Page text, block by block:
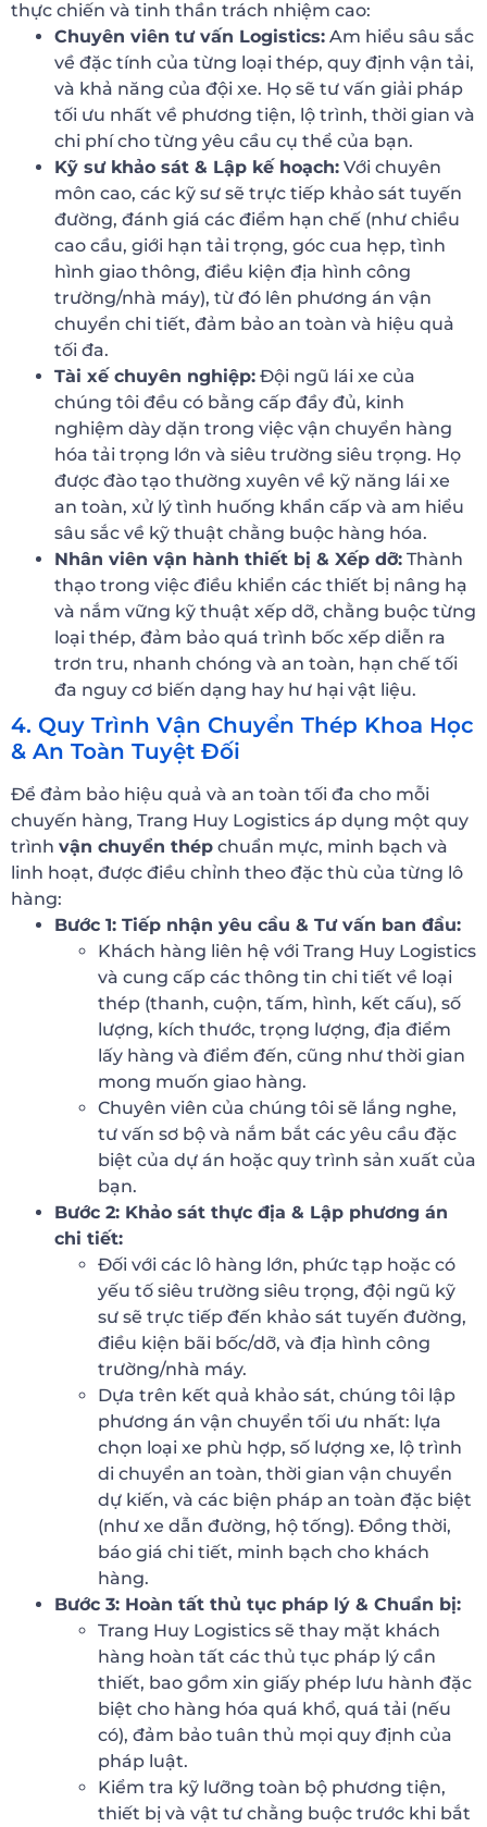
thực chiến và tinh thần trách nhiệm cao:
Chuyên viên tư vấn Logistics: Am hiểu sâu sắc
về đặc tính của từng loại thép, quy định vận tải,
và khả năng của đội xe. Họ sẽ tư vấn giải pháp
tối ưu nhất về phương tiện, lộ trình, thời gian và
chi phí cho từng yêu cầu cụ thể của bạn.
Kỹ sư khảo sát & Lập kế hoạch: Với chuyên
môn cao, các kỹ sư sẽ trực tiếp khảo sát tuyến
đường, đánh giá các điểm hạn chế (như chiều
cao cầu, giới hạn tải trọng, góc cua hẹp, tình
hình giao thông, điều kiện địa hình công
trường/nhà máy), từ đó lên phương án vận
chuyển chi tiết, đảm bảo an toàn và hiệu quả
tối đa.
Tài xế chuyên nghiệp: Đội ngũ lái xe của
chúng tôi đều có bằng cấp đầy đủ, kinh
nghiệm dày dặn trong việc vận chuyển hàng
hóa tải trọng lớn và siêu trường siêu trọng. Họ
được đào tạo thường xuyên về kỹ năng lái xe
an toàn, xử lý tình huống khẩn cấp và am hiểu
sâu sắc về kỹ thuật chằng buộc hàng hóa.
Nhân viên vận hành thiết bị & Xếp dỡ: Thành
thạo trong việc điều khiển các thiết bị nâng hạ
và nắm vững kỹ thuật xếp dỡ, chằng buộc từng
loại thép, đảm bảo quá trình bốc xếp diễn ra
trơn tru, nhanh chóng và an toàn, hạn chế tối
đa nguy cơ biến dạng hay hư hại vật liệu.
4. Quy Trình Vận Chuyển Thép Khoa Học
& An Toàn Tuyệt Đối
Để đảm bảo hiệu quả và an toàn tối đa cho mỗi
chuyến hàng, Trang Huy Logistics áp dụng một quy
trình vận chuyển thép chuẩn mực, minh bạch và
linh hoạt, được điều chỉnh theo đặc thù của từng lô
hàng:
Bước 1: Tiếp nhận yêu cầu & Tư vấn ban đầu:
Khách hàng liên hệ với Trang Huy Logistics
và cung cấp các thông tin chi tiết về loại
thép (thanh, cuộn, tấm, hình, kết cấu), số
lượng, kích thước, trọng lượng, địa điểm
lấy hàng và điểm đến, cũng như thời gian
mong muốn giao hàng.
Chuyên viên của chúng tôi sẽ lắng nghe,
tư vấn sơ bộ và nắm bắt các yêu cầu đặc
biệt của dự án hoặc quy trình sản xuất của
bạn.
Bước 2: Khảo sát thực địa & Lập phương án
chi tiết:
Đối với các lô hàng lớn, phức tạp hoặc có
yếu tố siêu trường siêu trọng, đội ngũ kỹ
sư sẽ trực tiếp đến khảo sát tuyến đường,
điều kiện bãi bốc/dỡ, và địa hình công
trường/nhà máy.
Dựa trên kết quả khảo sát, chúng tôi lập
phương án vận chuyển tối ưu nhất: lựa
chọn loại xe phù hợp, số lượng xe, lộ trình
di chuyển an toàn, thời gian vận chuyển
dự kiến, và các biện pháp an toàn đặc biệt
(như xe dẫn đường, hộ tống). Đồng thời,
báo giá chi tiết, minh bạch cho khách
hàng.
Bước 3: Hoàn tất thủ tục pháp lý & Chuẩn bị:
Trang Huy Logistics sẽ thay mặt khách
hàng hoàn tất các thủ tục pháp lý cần
thiết, bao gồm xin giấy phép lưu hành đặc
biệt cho hàng hóa quá khổ, quá tải (nếu
có), đảm bảo tuân thủ mọi quy định của
pháp luật.
Kiểm tra kỹ lưỡng toàn bộ phương tiện,
thiết bị và vật tư chằng buộc trước khi bắt